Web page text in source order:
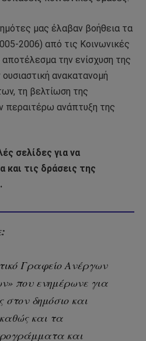
μας έλαβαν βοήθεια τα
2006) από τις Κοινωνικές
την ενίσχυση της
ανακατανομή
τη βελτίωση της
περαιτέρω ανάπτυξη της
σελίδες για να
και τις δράσεις της
Γραφείο Ανέργων
που ενημέρωνε για
στον δημόσιο και
και τα
και